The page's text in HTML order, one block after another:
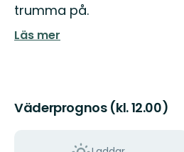
trumma på.
Läs mer
Väderprognos (kl. 12.00)